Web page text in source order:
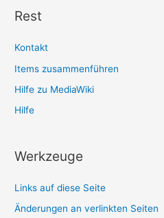
Rest
Kontakt
Items zusammenführen
Hilfe zu MediaWiki
Hilfe
Werkzeuge
Links auf diese Seite
Änderungen an verlinkten Seiten